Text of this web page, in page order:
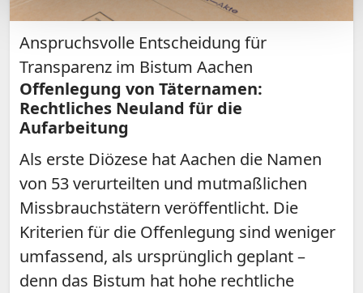
Anspruchsvolle Entscheidung für
Transparenz im Bistum Aachen
Offenlegung von Täternamen:
Rechtliches Neuland für die
Aufarbeitung
Als erste Diözese hat Aachen die Namen
von 53 verurteilten und mutmaßlichen
Missbrauchstätern veröffentlicht. Die
Kriterien für die Offenlegung sind weniger
umfassend, als ursprünglich geplant –
denn das Bistum hat hohe rechtliche